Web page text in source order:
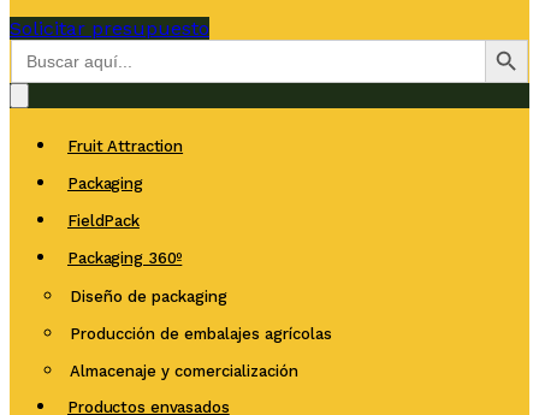
Solicitar presupuesto
Buscar:
Botón de
Fruit Attraction
Packaging
FieldPack
Packaging 360º
Diseño de packaging
Producción de embalajes agrícolas
Almacenaje y comercialización
Productos envasados